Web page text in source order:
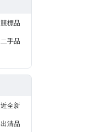
競標品
二手品
近全新
出清品